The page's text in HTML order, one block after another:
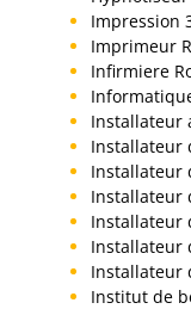
Impression
Imprimeur
Infirmiere
Installateur
Installateur
Installateur
Installateur
Installateur
Installateur
Installateur
Institut de